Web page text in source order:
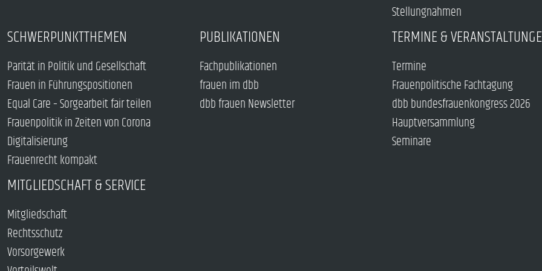
Stellungnahmen
SCHWERPUNKTTHEMEN
Parität in Politik und Gesellschaft
Frauen in Führungspositionen
Equal Care – Sorgearbeit fair teilen
Frauenpolitik in Zeiten von Corona
Digitalisierung
Frauenrecht kompakt
PUBLIKATIONEN
Fachpublikationen
frauen im dbb
dbb frauen Newsletter
TERMINE &
Termine
Frauenpolitische Fachtagung
dbb bundesfrauenkongress 2026
Hauptversammlung
Seminare
MITGLIEDSCHAFT & SERVICE
Mitgliedschaft
Rechtsschutz
Vorsorgewerk